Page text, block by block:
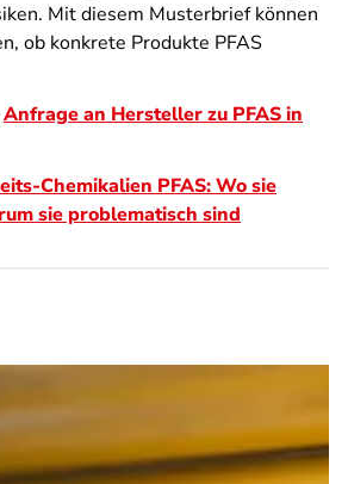
Mit diesem Musterbrief können
ob konkrete Produkte PFAS
Anfrage an Hersteller zu PFAS in
Chemikalien PFAS: Wo sie
sie problematisch sind